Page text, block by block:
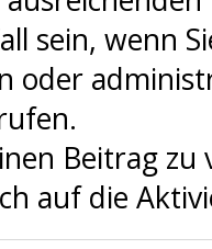
sein, wenn
oder
Beitrag
auf die